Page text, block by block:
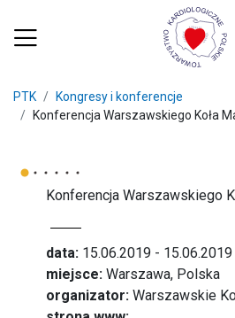
PTK
Kongresy i konferencje
Konferencja Warszawskiego Koła
Konferencja Warszawskiego
data: 15.06.2019 - 15.06.2019
miejsce: Warszawa, Polska
organizator: Warszawskie